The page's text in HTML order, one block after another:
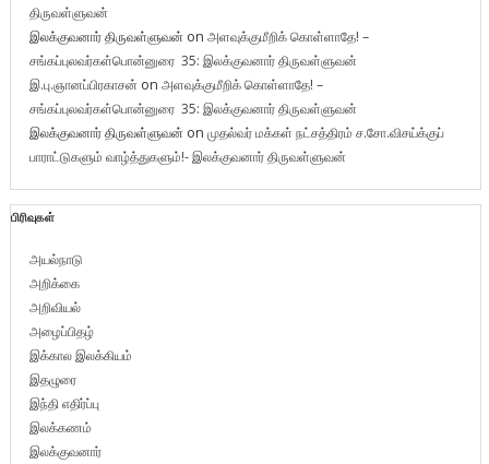
திருவள்ளுவன்
இலக்குவனார் திருவள்ளுவன் onஅளவுக்குமீறிக் கொள்ளாதே! –
சங்கப்புலவர்கள்பொன்னுரை 35: இலக்குவனார் திருவள்ளுவன்
இ.பு.ஞானப்பிரகாசன் onஅளவுக்குமீறிக் கொள்ளாதே! –
சங்கப்புலவர்கள்பொன்னுரை 35: இலக்குவனார் திருவள்ளுவன்
இலக்குவனார் திருவள்ளுவன் onமுதல்வர் மக்கள் நட்சத்திரம் ச.சோ.விசய்க்குப்
பாராட்டுகளும் வாழ்த்துகளும்!- இலக்குவனார் திருவள்ளுவன்
பிரிவுகள்
அயல்நாடு
அறிக்கை
அறிவியல்
அழைப்பிதழ்
இக்கால இலக்கியம்
இதழுரை
இந்தி எதிர்ப்பு
இலக்கணம்
இலக்குவனார்